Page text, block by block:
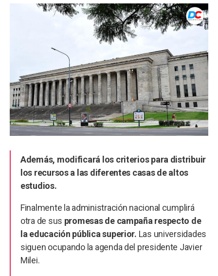
Además, modificará los criterios para distribuir
los recursos a las diferentes casas de altos
estudios.
Finalmente la administración nacional cumplirá
otra de sus promesas de campaña respecto de
la educación pública superior. Las universidades
siguen ocupando la agenda del presidente Javier
Milei.